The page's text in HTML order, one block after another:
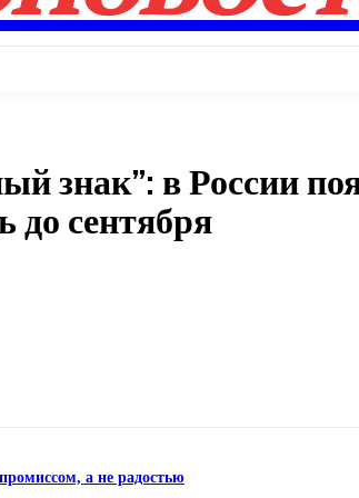
знак”: в России
до сентября
а не радостью